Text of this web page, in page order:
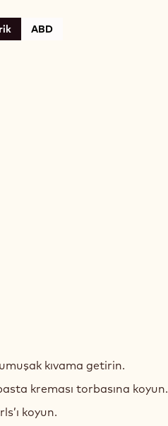
ABD
kıvama getirin.
kreması torbasına koyun.
koyun.